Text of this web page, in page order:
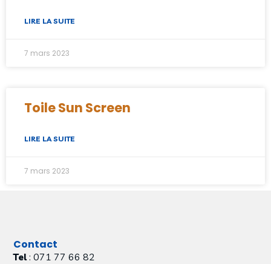
LIRE LA SUITE
7 mars 2023
Toile Sun Screen
LIRE LA SUITE
7 mars 2023
Contact
Tel: 071 77 66 82